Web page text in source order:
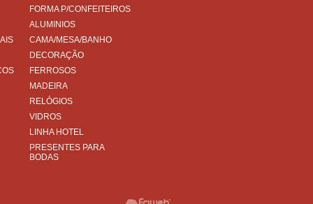
FORMA P/CONFEITEIROS
ALUMINIOS
CAMA/MESA/BANHO
DECORAÇÃO
FERROSOS
MADEIRA
RELÓGIOS
VIDROS
LINHA HOTEL
PRESENTES PARA
BODAS